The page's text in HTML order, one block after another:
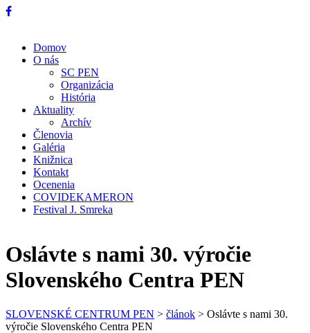
Domov
O nás
SC PEN
Organizácia
História
Aktuality
Archív
Členovia
Galéria
Knižnica
Kontakt
Ocenenia
COVIDEKAMERON
Festival J. Smreka
Oslávte s nami 30. výročie
Slovenského Centra PEN
SLOVENSKÉ CENTRUM PEN > článok > Oslávte s nami 30.
výročie Slovenského Centra PEN